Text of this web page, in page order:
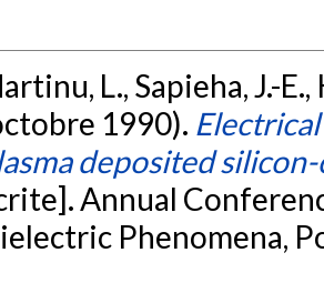
L., Sapieha, J.-
1990).
deposited
Annual
Phenomena,